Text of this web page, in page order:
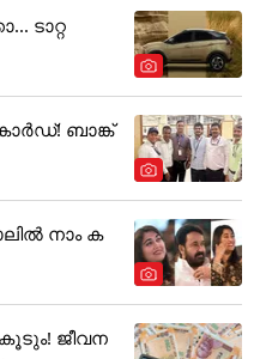
ടാറ്റ
ബാങ്ക്
നാം ക
ജീവന